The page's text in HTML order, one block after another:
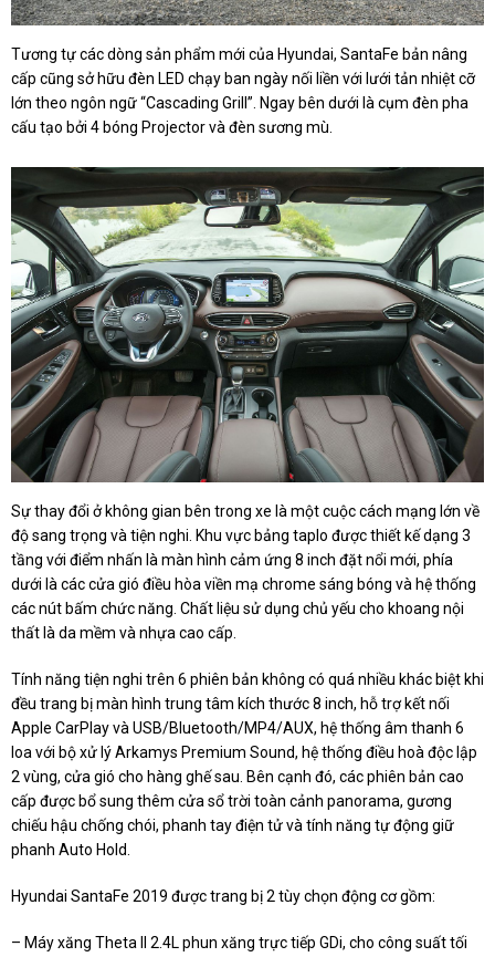
Tương tự các dòng sản phẩm mới của Hyundai, SantaFe bản nâng
cấp cũng sở hữu đèn LED chạy ban ngày nối liền với lưới tản nhiệt cỡ
lớn theo ngôn ngữ “Cascading Grill”. Ngay bên dưới là cụm đèn pha
cấu tạo bởi 4 bóng Projector và đèn sương mù.
Sự thay đổi ở không gian bên trong xe là một cuộc cách mạng lớn về
độ sang trọng và tiện nghi. Khu vực bảng taplo được thiết kế dạng 3
tầng với điểm nhấn là màn hình cảm ứng 8 inch đặt nổi mới, phía
dưới là các cửa gió điều hòa viền mạ chrome sáng bóng và hệ thống
các nút bấm chức năng. Chất liệu sử dụng chủ yếu cho khoang nội
thất là da mềm và nhựa cao cấp.
Tính năng tiện nghi trên 6 phiên bản không có quá nhiều khác biệt khi
đều trang bị màn hình trung tâm kích thước 8 inch, hỗ trợ kết nối
Apple CarPlay và USB/Bluetooth/MP4/AUX, hệ thống âm thanh 6
loa với bộ xử lý Arkamys Premium Sound, hệ thống điều hoà độc lập
2 vùng, cửa gió cho hàng ghế sau. Bên cạnh đó, các phiên bản cao
cấp được bổ sung thêm cửa sổ trời toàn cảnh panorama, gương
chiếu hậu chống chói, phanh tay điện tử và tính năng tự động giữ
phanh Auto Hold.
Hyundai SantaFe 2019 được trang bị 2 tùy chọn động cơ gồm:
– Máy xăng Theta II 2.4L phun xăng trực tiếp GDi, cho công suất tối